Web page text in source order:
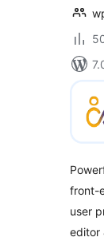
front-
user
editor